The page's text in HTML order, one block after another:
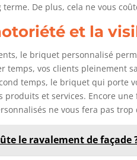
De plus, cela ne vous
et la
le briquet personnalisé
temps, vos clients pleinement
temps, le briquet qui porte
produits et services. Encore
ne vous fera pas trop
le ravalement de façade